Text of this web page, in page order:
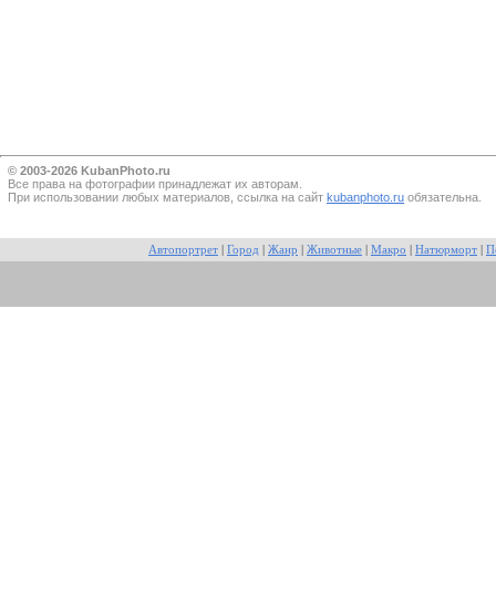
© 2003-2026 KubanPhoto.ru
Все прaва на фотографии принадлежат их авторам.
При использовании любых материалов, ссылка на сайт kubanphoto.ru обязательна.
Автопортрет Город Жанр Животные Макро Натюрморт